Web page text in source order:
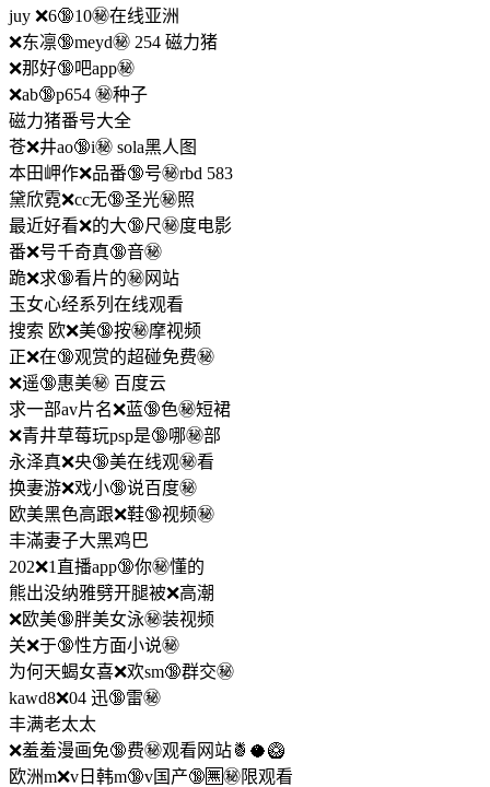
juy ❌6🔞10㊙️在线亚洲
❌东凛🔞meyd㊙️ 254 磁力猪
❌那好🔞吧app㊙️
❌ab🔞p654 ㊙️种子
磁力猪番号大全
苍❌井ao🔞i㊙️ sola黑人图
本田岬作❌品番🔞号㊙️rbd 583
黛欣霓❌cc无🔞圣光㊙️照
最近好看❌的大🔞尺㊙️度电影
番❌号千奇真🔞音㊙️
跪❌求🔞看片的㊙️网站
玉女心经系列在线观看
搜索 欧❌美🔞按㊙️摩视频
正❌在🔞观赏的超碰免费㊙️
❌遥🔞惠美㊙️ 百度云
求一部av片名❌蓝🔞色㊙️短裙
❌青井草莓玩psp是🔞哪㊙️部
永泽真❌央🔞美在线观㊙️看
换妻游❌戏小🔞说百度㊙️
欧美黑色高跟❌鞋🔞视频㊙️
丰滿妻子大黑鸡巴
202❌1直播app🔞你㊙️懂的
熊出没纳雅劈开腿被❌高潮
❌欧美🔞胖美女泳㊙️装视频
关❌于🔞性方面小说㊙️
为何天蝎女喜❌欢sm🔞群交㊙️
kawd8❌04 迅🔞雷㊙️
丰满老太太
❌羞羞漫画免🔞费㊙️观看网站🍍🥥🥝
欧洲m❌v日韩m🔞v国产🔞🈚㊙️限观看